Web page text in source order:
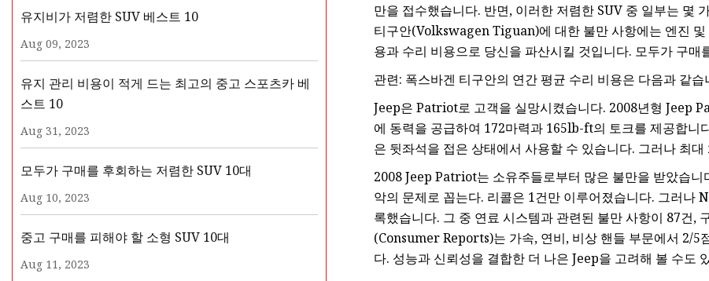
유지비가 저렴한 SUV 베스트 10
Aug 09, 2023
유지 관리 비용이 적게 드는 최고의 중고 스포츠카 베
스트 10
Aug 31, 2023
모두가 구매를 후회하는 저렴한 SUV 10대
Aug 10, 2023
중고 구매를 피해야 할 소형 SUV 10대
Aug 11, 2023
만을 접수했습니다. 반면, 이러한 저렴한 SUV 중 일부는 몇
티구안(Volkswagen Tiguan)에 대한 불만 사항에는 엔진
용과 수리 비용으로 당신을 파산시킬 것입니다. 모두가 구
관련: 폭스바겐 티구안의 연간 평균 수리 비용은 다음과 같습
Jeep은 Patriot로 고객을 실망시켰습니다. 2008년형 Jeep
에 동력을 공급하여 172마력과 165lb-ft의 토크를 제공합
은 뒷좌석을 접은 상태에서 사용할 수 있습니다. 그러나 최
2008 Jeep Patriot는 소유주들로부터 많은 불만을 받았습
악의 문제로 꼽는다. 리콜은 1건만 이루어졌습니다. 그러
록했습니다. 그 중 연료 시스템과 관련된 불만 사항이 87건,
(Consumer Reports)는 가속, 연비, 비상 핸들 부문에서 2/5
다. 성능과 신뢰성을 결합한 더 나은 Jeep을 고려해 볼 수도